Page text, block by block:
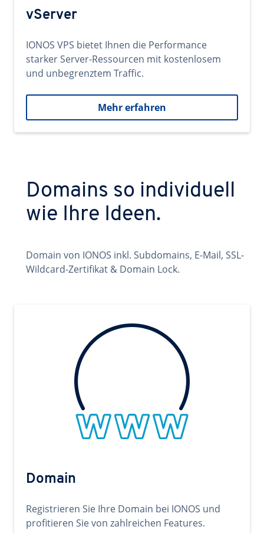
vServer
IONOS VPS bietet Ihnen die Performance
starker Server-Ressourcen mit kostenlosem
und unbegrenztem Traffic.
Mehr erfahren
Domains so individuell
wie Ihre Ideen.
Domain von IONOS inkl. Subdomains, E-Mail, SSL-
Wildcard-Zertifikat & Domain Lock.
Domain
Registrieren Sie Ihre Domain bei IONOS und
profitieren Sie von zahlreichen Features.